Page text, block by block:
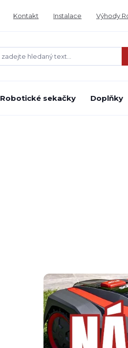
Kontakt Instalace Výhody
Robotické sekačky Doplňky